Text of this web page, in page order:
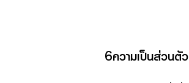
6ความเป็นส่วนตัว